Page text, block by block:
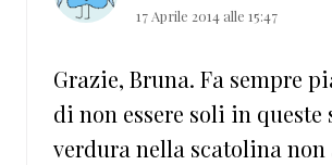
17 Aprile 2014 alle 15:47
Grazie, Bruna. Fa sempre
di non essere soli in queste
verdura nella scatolina non